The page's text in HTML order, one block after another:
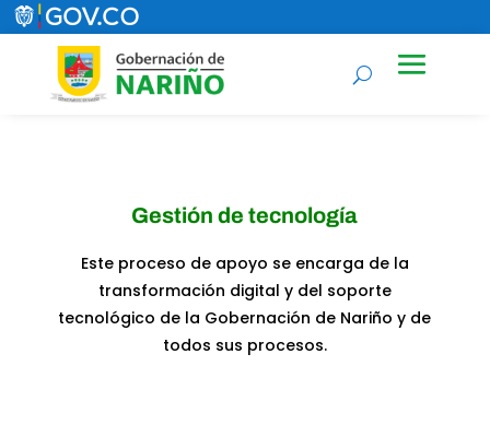
Gestión de tecnología
Este proceso de apoyo se encarga de la
transformación digital y del soporte
tecnológico de la Gobernación de Nariño y de
todos sus procesos.